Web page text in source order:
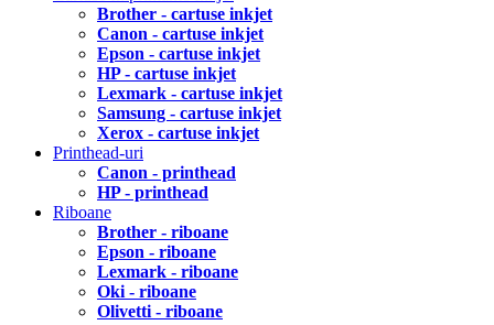
Brother - cartuse inkjet
Canon - cartuse inkjet
Epson - cartuse inkjet
HP - cartuse inkjet
Lexmark - cartuse inkjet
Samsung - cartuse inkjet
Xerox - cartuse inkjet
Printhead-uri
Canon - printhead
HP - printhead
Riboane
Brother - riboane
Epson - riboane
Lexmark - riboane
Oki - riboane
Olivetti - riboane